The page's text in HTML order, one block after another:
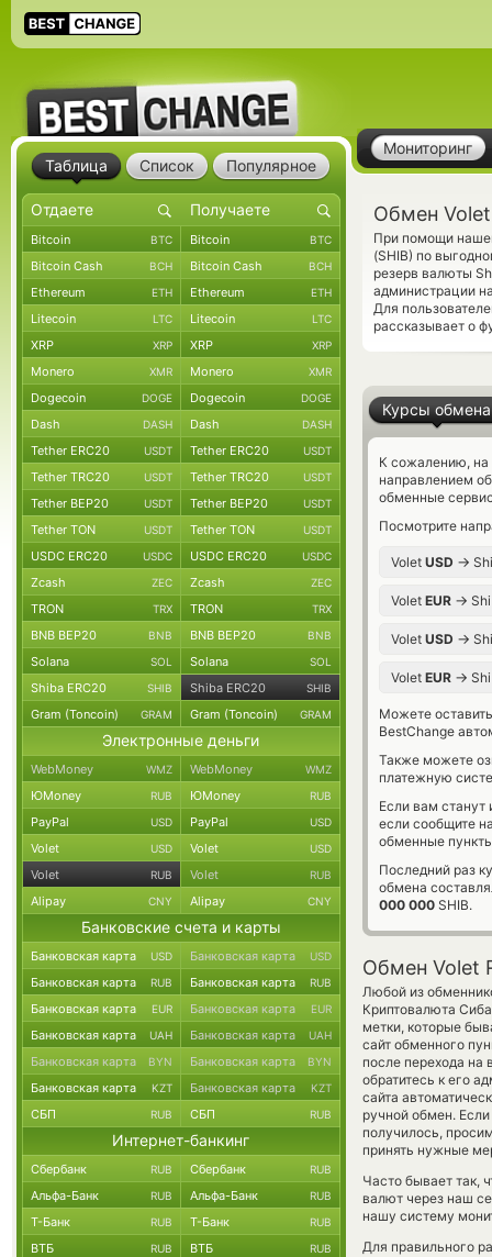
Мониторинг
Обмен Volet
При помощи
(SHIB) по
резерв валюты
администрации
Для
рассказывает о
Курсы обмена
К сожалению, на
направлением
обменные
Посмотрите
Volet USD →
Volet EUR →
Volet USD →
Volet EUR →
Можете
BestChange
Также можете
платежную
Если вам
если сообщите
обменные
Последний раз
обмена
000 000 SHIB.
Обмен Volet
Любой из
Криптовалюта
метки, которые
сайт обменного
после перехода на
обратитесь к его
сайта
ручной обмен.
получилось,
принять нужные
Часто бывает так,
валют через наш
нашу систему
Для правильного
Таблица Список Популярное
Bitcoin BTC Bitcoin BTC
Bitcoin Cash BCH Bitcoin Cash BCH
Ethereum ETH Ethereum ETH
Litecoin LTC Litecoin LTC
XRP XRP XRP XRP
Monero XMR Monero XMR
Dogecoin DOGE Dogecoin DOGE
Dash DASH Dash DASH
Tether ERC20 USDT Tether ERC20 USDT
Tether TRC20 USDT Tether TRC20 USDT
Tether BEP20 USDT Tether BEP20 USDT
Tether TON USDT Tether TON USDT
USDC ERC20 USDC USDC ERC20 USDC
Zcash ZEC Zcash ZEC
TRON TRX TRON TRX
BNB BEP20 BNB BNB BEP20 BNB
Solana SOL Solana SOL
Shiba ERC20 SHIB Shiba ERC20 SHIB
Gram (Toncoin) GRAM Gram (Toncoin) GRAM
Электронные деньги
WebMoney WMZ WebMoney WMZ
ЮMoney RUB ЮMoney RUB
PayPal USD PayPal USD
Volet USD Volet USD
Volet RUB Volet RUB
Alipay CNY Alipay CNY
Банковские счета и карты
Банковская карта USD Банковская карта USD
Банковская карта RUB Банковская карта RUB
Банковская карта EUR Банковская карта EUR
Банковская карта UAH Банковская карта UAH
Банковская карта BYN Банковская карта BYN
Банковская карта KZT Банковская карта KZT
СБП RUB СБП RUB
Интернет-банкинг
Сбербанк RUB Сбербанк RUB
Альфа-Банк RUB Альфа-Банк RUB
Т-Банк RUB Т-Банк RUB
ВТБ RUB ВТБ RUB